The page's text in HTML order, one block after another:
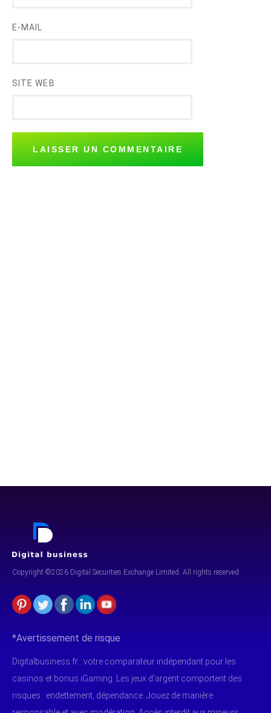
E-MAIL
SITE WEB
Copyright ©2026 Digital Securities Exchange Limited. All rights reserved.
*Avertissement de risque
Digitalbusiness.fr : votre comparateur indépendant pour les
casinos et bonus iGaming. Les jeux d'argent comportent des
risques : endettement, dépendance. Jouez de manière